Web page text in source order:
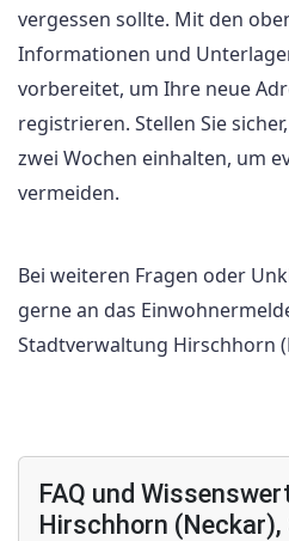
vergessen sollte. Mit den
Informationen und
vorbereitet, um Ihre neue
registrieren. Stellen Sie
zwei Wochen einhalten, um
vermeiden.
Bei weiteren Fragen oder
gerne an das
Stadtverwaltung Hirschhorn
FAQ und
Hirschhorn